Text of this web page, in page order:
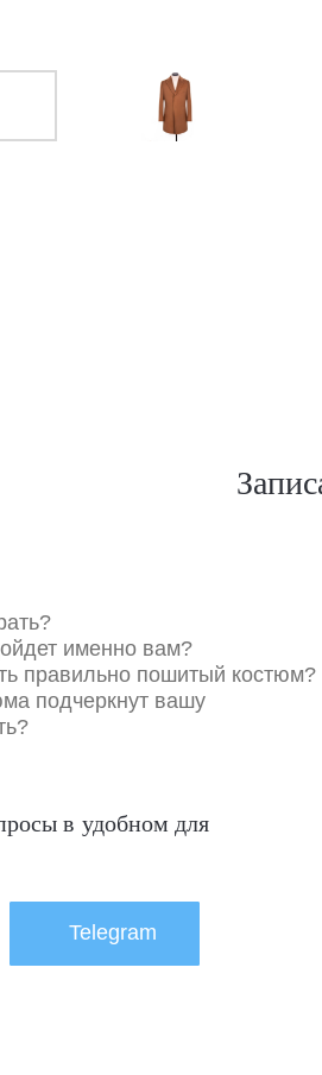
именно вам?
правильно пошитый костюм?
подчеркнут вашу
в удобном для
Telegram